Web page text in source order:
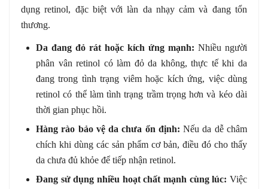
dụng retinol, đặc biệt với làn da nhạy cảm và đang tổn
thương.
Da đang đỏ rát hoặc kích ứng mạnh: Nhiều người
phân vân retinol có làm đỏ da không, thực tế khi da
đang trong tình trạng viêm hoặc kích ứng, việc dùng
retinol có thể làm tình trạng trầm trọng hơn và kéo dài
thời gian phục hồi.
Hàng rào bảo vệ da chưa ổn định: Nếu da dễ châm
chích khi dùng các sản phẩm cơ bản, điều đó cho thấy
da chưa đủ khỏe để tiếp nhận retinol.
Đang sử dụng nhiều hoạt chất mạnh cùng lúc: Việc